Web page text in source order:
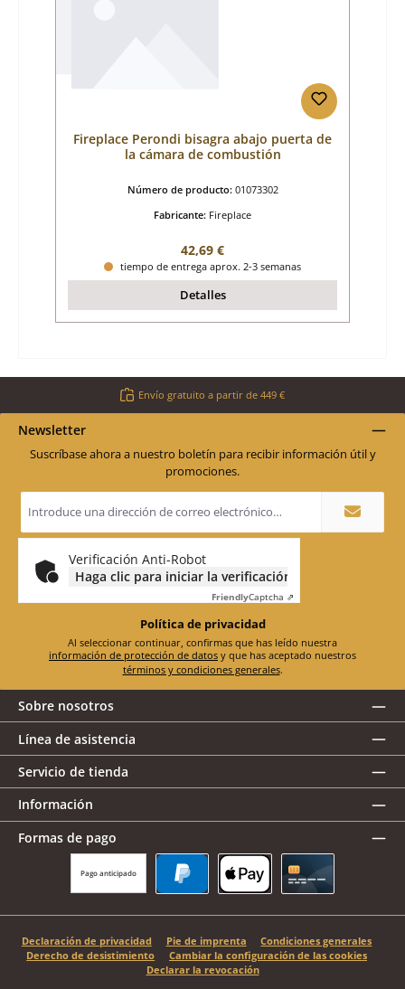
Fireplace Perondi bisagra abajo puerta de
la cámara de combustión
Número de producto: 01073302
Fabricante: Fireplace
Precio normal:
42,69 €
tiempo de entrega aprox. 2-3 semanas
Detalles
Envío gratuito a partir de 449 €
Newsletter
Suscríbase ahora a nuestro boletín para recibir información útil y
promociones.
de
electrónico
Verificación Anti-Robot
Haga clic para iniciar la verificación
FriendlyCaptcha ⇗
Política de privacidad
información de protección de datos
términos y condiciones generales.
Sobre nosotros
Línea de asistencia
Servicio de tienda
Información
Formas de pago
Pago anticipado
Declaración de privacidad Pie de imprenta
Condiciones generales
Derecho de desistimiento
Cambiar la configuración de las cookies
Declarar la revocación